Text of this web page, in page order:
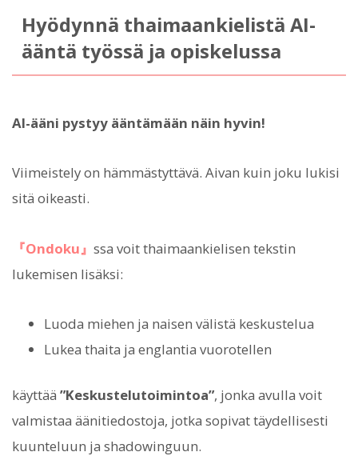
Hyödynnä thaimaankielistä AI-
ääntä työssä ja opiskelussa
AI-ääni pystyy ääntämään näin hyvin!
Viimeistely on hämmästyttävä. Aivan kuin joku lukisi
sitä oikeasti.
『Ondoku』 ssa voit thaimaankielisen tekstin
lukemisen lisäksi:
Luoda miehen ja naisen välistä keskustelua
Lukea thaita ja englantia vuorotellen
käyttää ”Keskustelutoimintoa”, jonka avulla voit
valmistaa äänitiedostoja, jotka sopivat täydellisesti
kuunteluun ja shadowinguun.